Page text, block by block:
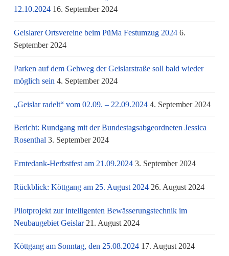
12.10.2024 16. September 2024
Geislarer Ortsvereine beim PüMa Festumzug 2024 6.
September 2024
Parken auf dem Gehweg der Geislarstraße soll bald wieder
möglich sein 4. September 2024
„Geislar radelt“ vom 02.09. – 22.09.2024 4. September 2024
Bericht: Rundgang mit der Bundestagsabgeordneten Jessica
Rosenthal 3. September 2024
Erntedank-Herbstfest am 21.09.2024 3. September 2024
Rückblick: Köttgang am 25. August 2024 26. August 2024
Pilotprojekt zur intelligenten Bewässerungstechnik im
Neubaugebiet Geislar 21. August 2024
Köttgang am Sonntag, den 25.08.2024 17. August 2024